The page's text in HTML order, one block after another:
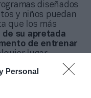
Personal
diseñados
y niños puedan
que los más
su apretada
de entrenar
lugar.